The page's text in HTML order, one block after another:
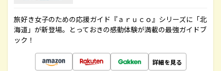
旅好き女子のための応援ガイド『ａｒｕｃｏ』シリーズに「北
海道」が新登場。とっておきの感動体験が満載の最強ガイドブ
ック！
詳細を見る